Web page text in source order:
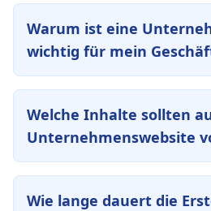
Warum ist eine
wichtig für mein
Welche Inhalte sollten
Unternehmenswebsite
Wie lange dauert die